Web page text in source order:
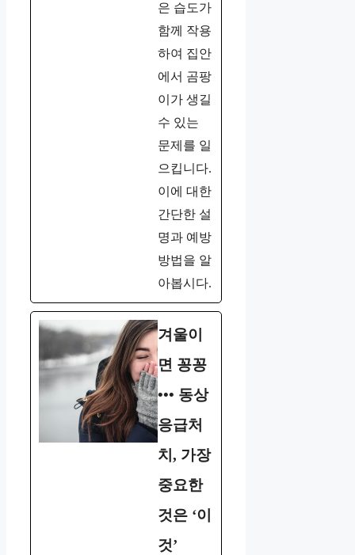
은 습도가
함께 작용
하여 집안
에서 곰팡
이가 생길
수 있는
문제를 일
으킵니다.
이에 대한
간단한 설
명과 예방
방법을 알
아봅시다.
겨울이
면 꽁꽁
••• 동상
응급처
치, 가장
중요한
것은 ‘이
것’